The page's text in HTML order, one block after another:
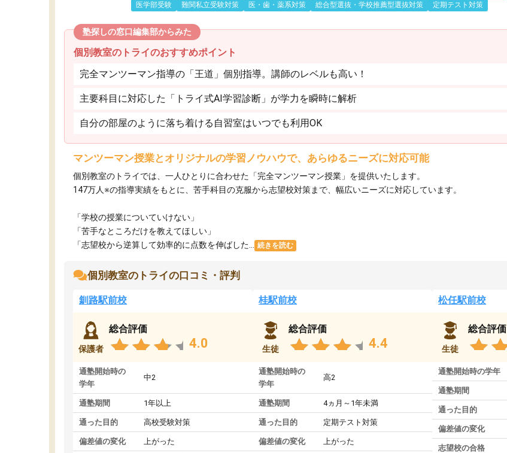
医学部受験
難関私立受験対策 医・歯・薬系対策 総合型選抜・学校推薦型選抜対策 定期テスト対策
塾探しの窓口編集部からみた
個別教室のトライのおすすめポイント
完全マンツーマン指導の「王道」個別指導。講師のレベルも高い！
主要科目に対応した「トライ式AI学習診断」が学力を瞬時に解析
自分の部屋のように落ち着ける自習室はいつでも利用OK
マンツーマン授業とオリジナルの学習ノウハウで、あらゆるニーズに対応可能
個別教室のトライでは、一人ひとりに合わせた「完全マンツーマン授業」を提供いたします。​
147万人※の指導実績をもとに、苦手科目の克服から志望校対策まで、幅広いニーズに対応しています。​
「学校の授業についていけない」​
「苦手なところだけを教えてほしい」​
「志望校から逆算して効率的に点数を伸ばした...
続きを読む
個別教室のトライの口コミ・評判
釧路駅前校
保護者
総合評価
4.0
通塾開始時の
学年
中2
通塾期間 1年以上
通った目的 高校受験対策
偏差値の変化 上がった
桂駅前校
生徒
総合評価
4.4
通塾開始時の
学年
高2
通塾期間 4ヵ月～1年未満
通った目的 定期テスト対策
偏差値の変化 上がった
松任駅前校
生徒
総合評価
通塾開始時の学年
通塾期間
通った目的
偏差値の変化
志望校の合格